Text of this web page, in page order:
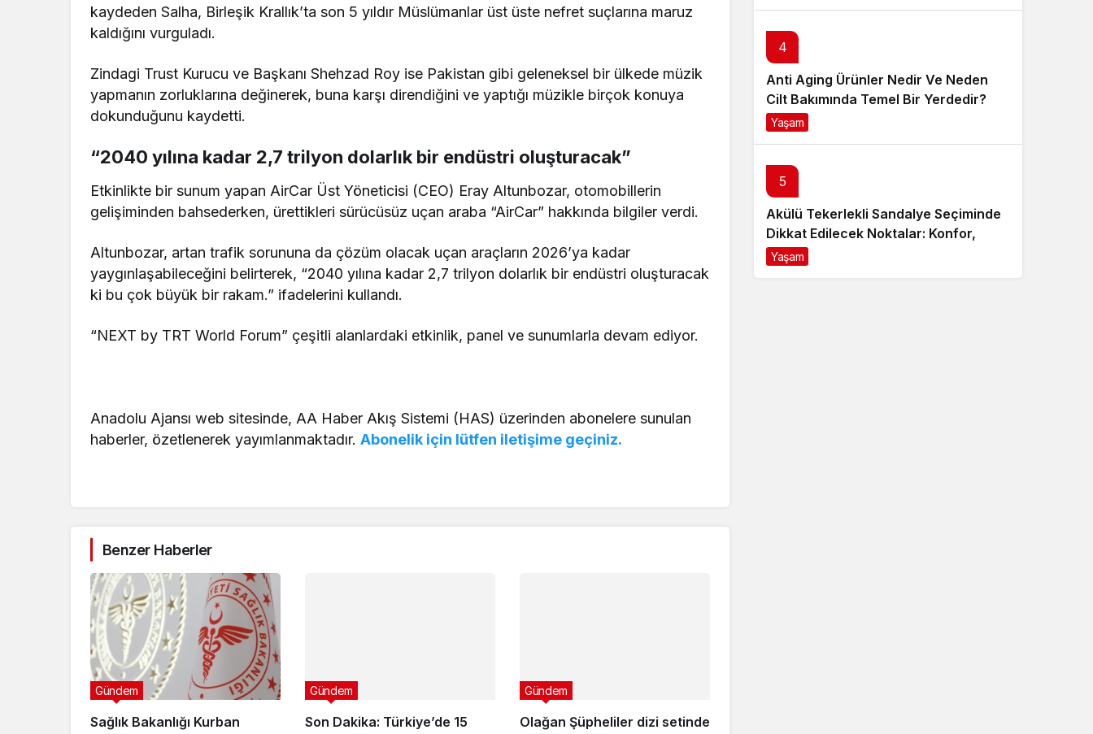
kaydeden Salha, Birleşik Krallık’ta son 5 yıldır Müslümanlar üst üste nefret suçlarına maruz
kaldığını vurguladı.
Zindagi Trust Kurucu ve Başkanı Shehzad Roy ise Pakistan gibi geleneksel bir ülkede müzik
yapmanın zorluklarına değinerek, buna karşı direndiğini ve yaptığı müzikle birçok konuya
dokunduğunu kaydetti.
“2040 yılına kadar 2,7 trilyon dolarlık bir endüstri oluşturacak”
Etkinlikte bir sunum yapan AirCar Üst Yöneticisi (CEO) Eray Altunbozar, otomobillerin
gelişiminden bahsederken, ürettikleri sürücüsüz uçan araba “AirCar” hakkında bilgiler verdi.
Altunbozar, artan trafik sorununa da çözüm olacak uçan araçların 2026’ya kadar
yaygınlaşabileceğini belirterek, “2040 yılına kadar 2,7 trilyon dolarlık bir endüstri oluşturacak
ki bu çok büyük bir rakam.” ifadelerini kullandı.
“NEXT by TRT World Forum” çeşitli alanlardaki etkinlik, panel ve sunumlarla devam ediyor.​​​​​​​
Anadolu Ajansı web sitesinde, AA Haber Akış Sistemi (HAS) üzerinden abonelere sunulan
haberler, özetlenerek yayımlanmaktadır.Abonelik için lütfen iletişime geçiniz.
Benzer Haberler
Sağlık Bakanlığı Kurban
Gündem
nedeniyle 297 kişi vefat 61
bin 400 yeni vaka tespit edildi
5 yıl önce
kanaması geçiren oyuncu
yoğun bakıma kaldırıldı
5 yıl önce
4
Anti Aging Ürünler Nedir Ve Neden
Cilt Bakımında Temel Bir Yerdedir?
Yaşam
5
Akülü Tekerlekli Sandalye Seçiminde
Dikkat Edilecek Noktalar: Konfor,
Güvenlik ve Doğru Model Tercihi
Yaşam